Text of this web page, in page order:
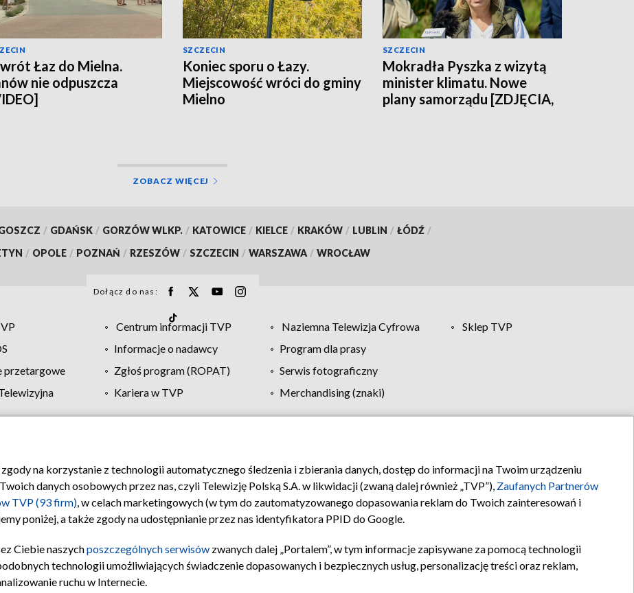
Łaz do Mielna.
nie odpuszcza
SZCZECIN
Koniec sporu o Łazy.
Miejscowość wróci do gminy
Mielno
SZCZECIN
Mokradła Pyszka z wizytą
minister klimatu. Nowe
plany samorządu [ZDJĘCIA,
ZOBACZ WIĘCEJ
/ GDAŃSK / GORZÓW WLKP. / KATOWICE / KIELCE / KRAKÓW / LUBLIN / ŁÓDŹ /
/ OPOLE / POZNAŃ / RZESZÓW / SZCZECIN / WARSZAWA / WROCŁAW
Dołącz do nas:
Centrum informacji TVP Naziemna Telewizja Cyfrowa
Sklep TVP
Informacje o nadawcy
Program dla prasy
przetargowe Zgłoś program (ROPAT)
Serwis fotograficzny
Kariera w TVP
Merchandising (znaki)
Polityka prywatności Moje zgody Pomoc Biuro reklamy Kontakt
na korzystanie z technologii automatycznego śledzenia i zbierania danych, dostęp do informacji na Twoim urządzeniu
danych osobowych przez nas, czyli Telewizję Polską S.A. w likwidacji (zwaną dalej również „TVP”), Zaufanych Partnerów
TVP (93 firm), w celach marketingowych (w tym do zautomatyzowanego dopasowania reklam do Twoich zainteresowań i
poniżej, a także zgody na udostępnianie przez nas identyfikatora PPID do Google.
Ciebie naszychposzczególnych serwisów zwanych dalej „Portalem”, w tym informacje zapisywane za pomocą technologii
technologii umożliwiających świadczenie dopasowanych i bezpiecznych usług, personalizację treści oraz reklam,
ruchu w Internecie.